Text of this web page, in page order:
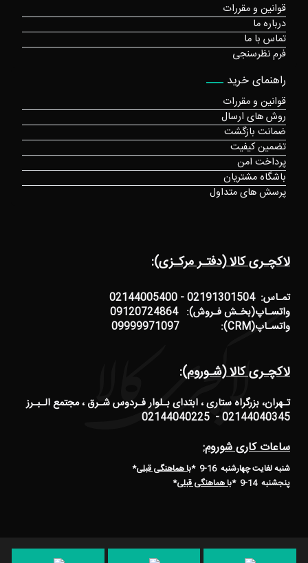
لاکچـری کالا (دفتـر مرکـزی):
تمـاس: 02191301504 - 02144005400
واتسـاپ(بخـش فـروش): 09120724864
واتسـاپ(CRM): 09999971097
لاکچـری کالا (شـوروم):
تـهران، بزرگراه ستاری ، ابتدای بـلوار فـردوس شـرق ، مجتمع الـبـرز
02144040345 - 02144040225
ساعات کاری شوروم:
شنبه لغایت چهارشنبه 16-9 * با هماهنگی قبلی*
پنجشنبه 14-9
*با هماهنگی قبلی*
قوانین و مقررات
درباره ما
تماس با ما
فرم نظرسنجی
راهنمای خرید
قوانین و مقررات
روش های ارسال
ضمانت بازگشت
تضمین کیفیت
پرداخت امن
باشگاه مشتریان
پرسش های متداول